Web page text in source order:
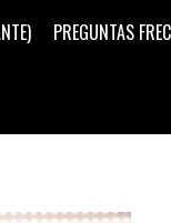
PREGUNTAS